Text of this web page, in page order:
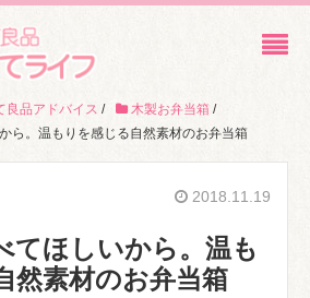
良品アドバイス / 木製お弁当箱 /
ら。温もりを感じる自然素材のお弁当箱
2018.11.19
てほしいから。温も
然素材のお弁当箱